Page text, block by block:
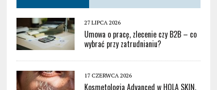
27 LIPCA 2026
Umowa o pracę, zlecenie czy B2B – co
wybrać przy zatrudnianiu?
17 CZERWCA 2026
Kosmetologia Advanced w HOLA SKIN.